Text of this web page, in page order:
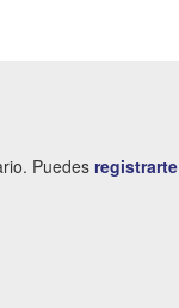
Puedes registrarte